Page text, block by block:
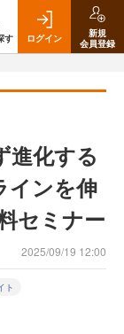
す ログイン
新規
会員登録
化する
インを伸
セミナー
2025/09/19 12:00
ト